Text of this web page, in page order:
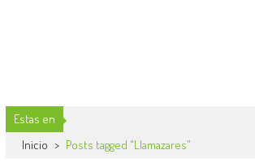
Estas en
Inicio > Posts tagged "Llamazares"